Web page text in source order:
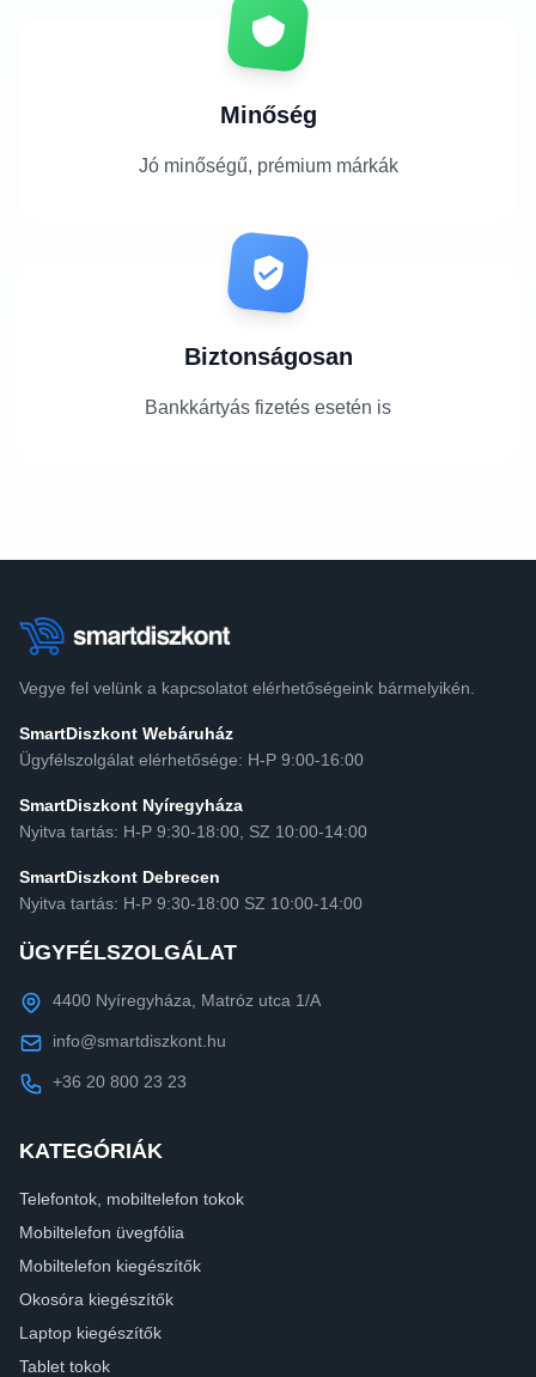
Minőség
Jó minőségű, prémium márkák
Biztonságosan
Bankkártyás fizetés esetén is
Vegye fel velünk a kapcsolatot elérhetőségeink bármelyikén.
SmartDiszkont Webáruház
Ügyfélszolgálat elérhetősége: H-P 9:00-16:00
SmartDiszkont Nyíregyháza
Nyitva tartás: H-P 9:30-18:00, SZ 10:00-14:00
SmartDiszkont Debrecen
Nyitva tartás: H-P 9:30-18:00 SZ 10:00-14:00
ÜGYFÉLSZOLGÁLAT
4400 Nyíregyháza, Matróz utca 1/A
info@smartdiszkont.hu
+36 20 800 23 23
KATEGÓRIÁK
Telefontok, mobiltelefon tokok
Mobiltelefon üvegfólia
Mobiltelefon kiegészítők
Okosóra kiegészítők
Laptop kiegészítők
Tablet tokok